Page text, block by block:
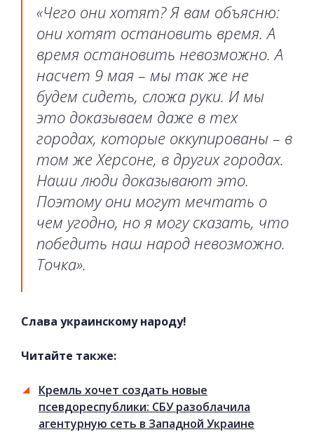
«Чего они хотят? Я вам объясню:
они хотят остановить время. А
время остановить невозможно. А
насчет 9 мая – мы так же не
будем сидеть, сложа руки. И мы
это доказываем даже в тех
городах, которые оккупированы – в
том же Херсоне, в других городах.
Наши люди доказывают это.
Поэтому они могут мечтать о
чем угодно, но я могу сказать, что
победить наш народ невозможно.
Точка».
Слава украинскому народу!
Читайте также:
Кремль хочет создать новые
псевдореспублики: СБУ разоблачила
агентурную сеть в Западной Украине